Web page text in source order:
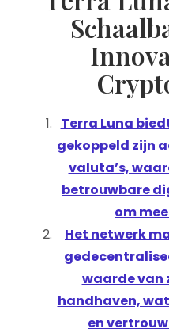
Terra Luna
gekoppeld zijn
valuta’s,
betrouwbare
om
Het netwerk
waarde van
handhaven,
en